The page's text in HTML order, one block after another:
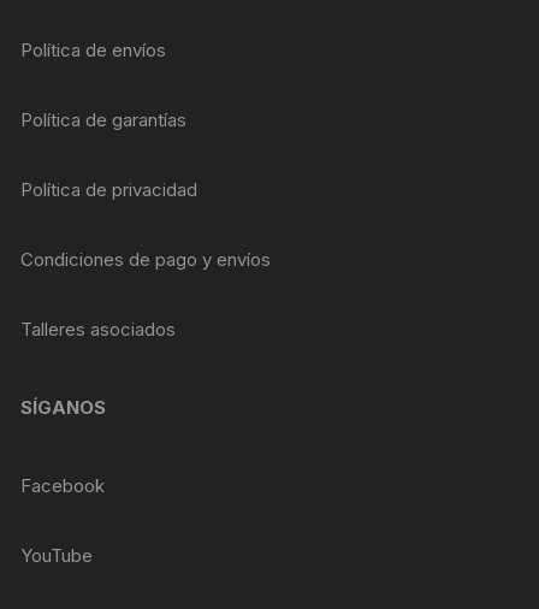
Política de envíos
Política de garantías
Política de privacidad
Condiciones de pago y envíos
Talleres asociados
SÍGANOS
Facebook
YouTube